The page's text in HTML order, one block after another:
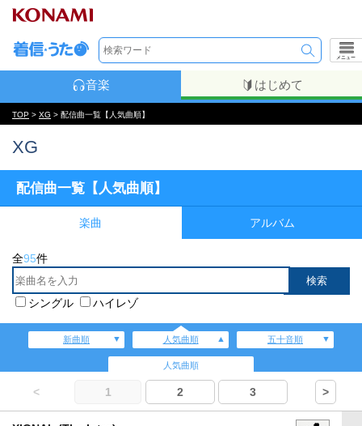
メニュー
音楽 はじめて
TOP > XG > 配信曲一覧【人気曲順】
XG
配信曲一覧【人気曲順】
楽曲 アルバム
全95件
シングル ハイレゾ
新曲順 人気曲順 五十音順
人気曲順
< 1 2 3 >